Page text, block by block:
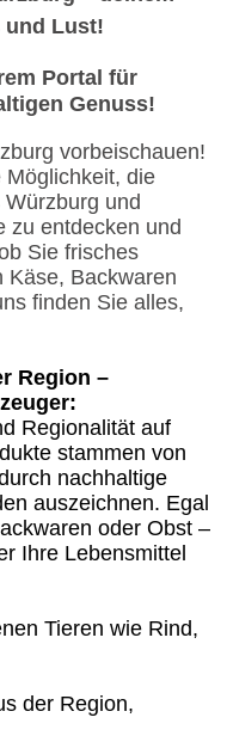
und Lust!
Portal für
Genuss!
vorbeischauen!
die
und
zu entdecken und
Sie frisches
Käse, Backwaren
finden Sie alles,
Region –
Regionalität auf
stammen von
nachhaltige
auszeichnen. Egal
oder Obst –
Ihre Lebensmittel
Tieren wie Rind,
der Region,